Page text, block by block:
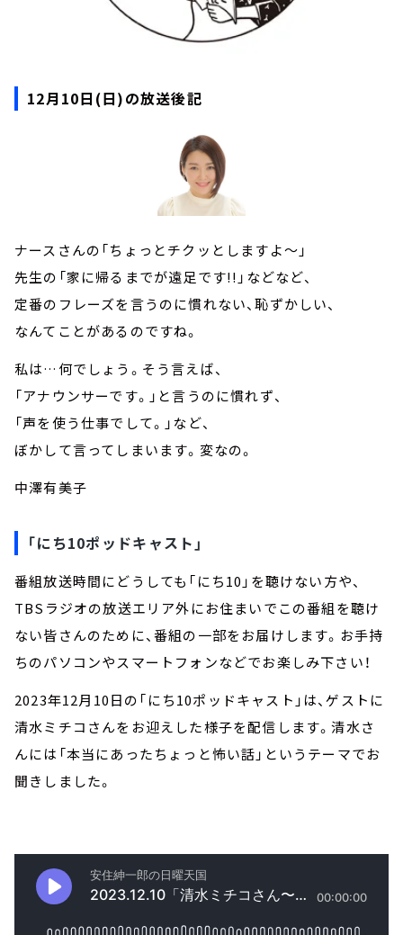
12月10日(日)の放送後記
ナースさんの「ちょっとチクッとしますよ～」
先生の「家に帰るまでが遠足です!!」などなど、
定番のフレーズを言うのに慣れない、恥ずかしい、
なんてことがあるのですね。
私は…何でしょう。そう言えば、
「アナウンサーです。」と言うのに慣れず、
「声を使う仕事でして。」など、
ぼかして言ってしまいます。変なの。
中澤有美子
「にち10ポッドキャスト」
番組放送時間にどうしても「にち10」を聴けない方や、
TBSラジオの放送エリア外にお住まいでこの番組を聴け
ない皆さんのために、番組の一部をお届けします。お手持
ちのパソコンやスマートフォンなどでお楽しみ下さい！
2023年12月10日の「にち10ポッドキャスト」は、ゲストに
清水ミチコさんをお迎えした様子を配信します。清水さ
んには「本当にあったちょっと怖い話」というテーマでお
聞きしました。